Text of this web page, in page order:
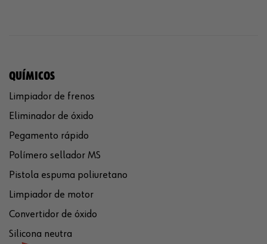
QUÍMICOS
Limpiador de frenos
Eliminador de óxido
Pegamento rápido
Polímero sellador MS
Pistola espuma poliuretano
Limpiador de motor
Convertidor de óxido
Silicona neutra